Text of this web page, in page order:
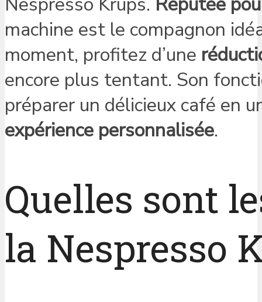
machine est le compagnon
moment, profitez d’une
encore plus tentant. Son
préparer un délicieux café en
expérience personnalisée.
Quelles sont
la Nespresso